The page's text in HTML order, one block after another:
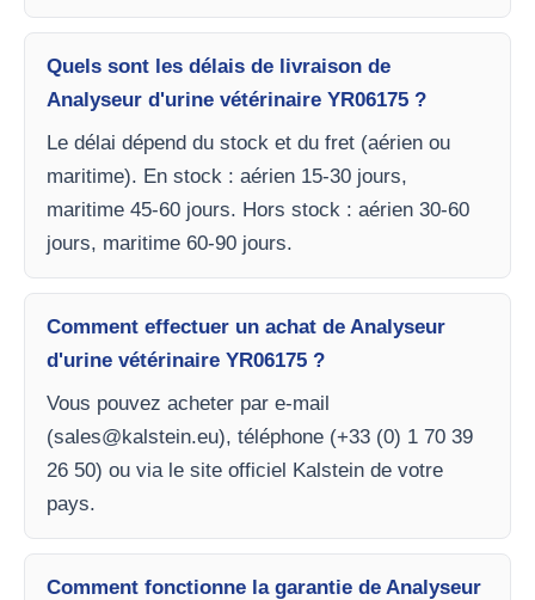
Quels sont les délais de livraison de
Analyseur d'urine vétérinaire YR06175 ?
Le délai dépend du stock et du fret (aérien ou
maritime). En stock : aérien 15-30 jours,
maritime 45-60 jours. Hors stock : aérien 30-60
jours, maritime 60-90 jours.
Comment effectuer un achat de Analyseur
d'urine vétérinaire YR06175 ?
Vous pouvez acheter par e-mail
(sales@kalstein.eu), téléphone (+33 (0) 1 70 39
26 50) ou via le site officiel Kalstein de votre
pays.
Comment fonctionne la garantie de Analyseur